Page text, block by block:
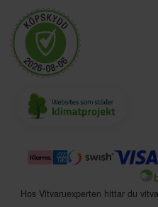
Hos Vitvaruexperten hittar du